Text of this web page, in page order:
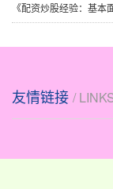
《配资炒股经验：基本
友情链接 /